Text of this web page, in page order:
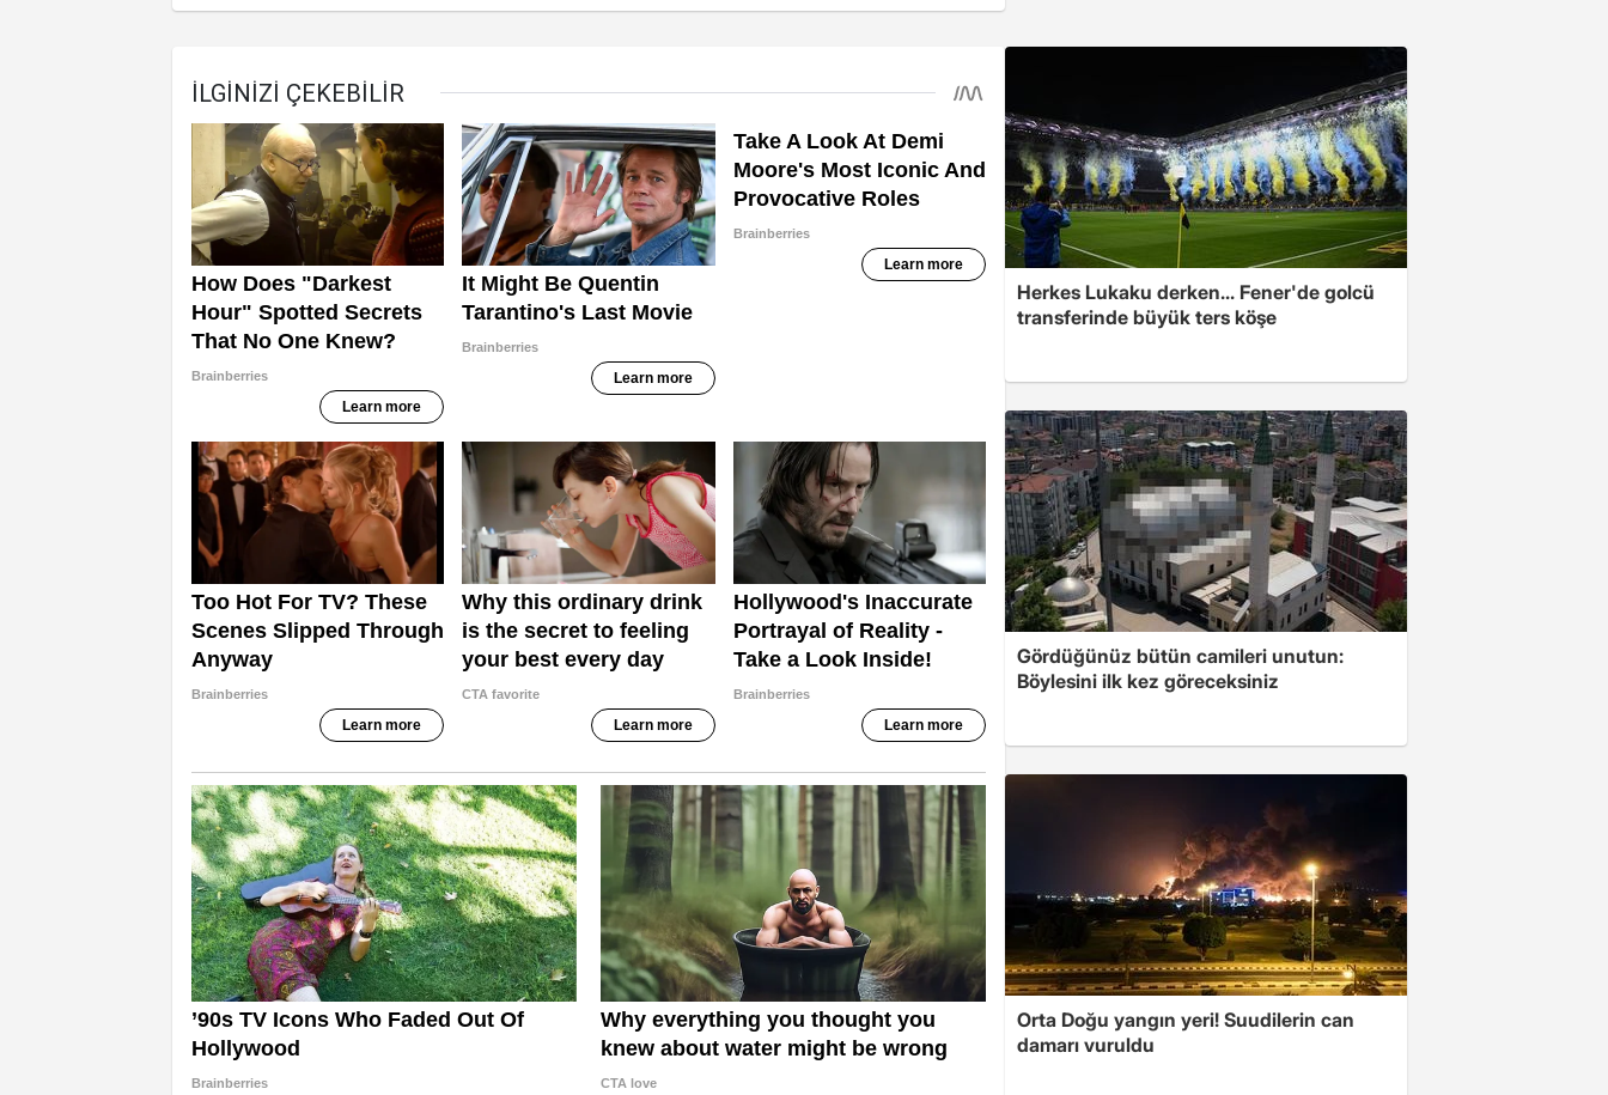
Herkes Lukaku derken... Fener'de golcü
transferinde büyük ters köşe
Gördüğünüz bütün camileri unutun:
Böylesini ilk kez göreceksiniz
Orta Doğu yangın yeri! Suudilerin can
damarı vuruldu